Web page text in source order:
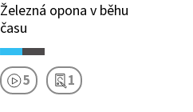
Železná opona v běhu
času
5 1